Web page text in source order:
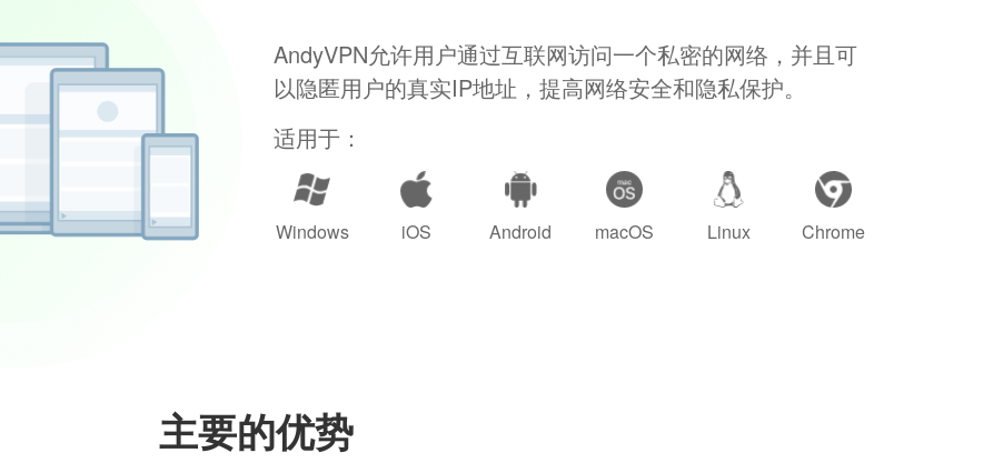
AndyVPN允许用户通过互联网访问一个私密的网络，并且可
以隐匿用户的真实IP地址，提高网络安全和隐私保护。
适用于：
Windows iOS Android macOS Linux Chrome
主要的优势